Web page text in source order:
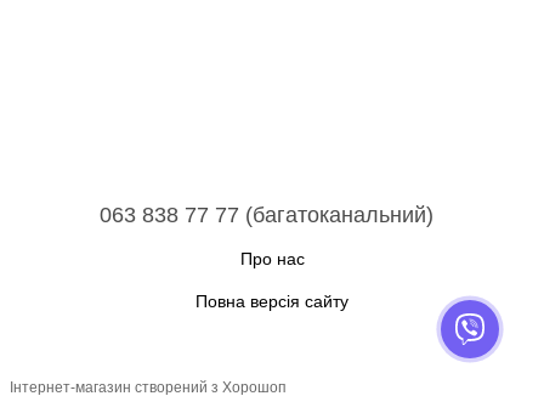
063 838 77 77 (багатоканальний)
Про нас
Повна версія сайту
Інтернет-магазин створений з Хорошоп